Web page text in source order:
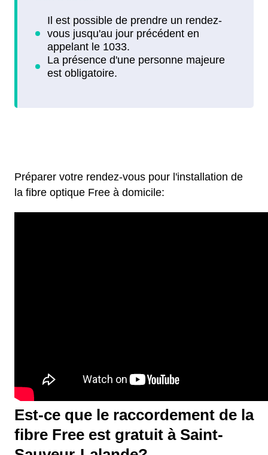
Préparer votre rendez-vous pour l'installation de
la fibre optique Free à domicile:
Est-ce que le raccordement de la
fibre Free est gratuit à Saint-